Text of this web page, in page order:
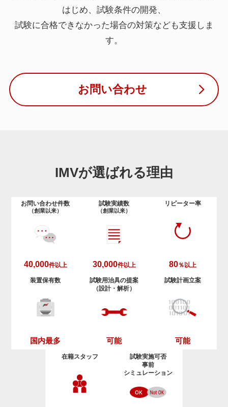
はじめ、試験条件の開発、
試験に合格できなかった場合の対策なども支援しま
す。
お問い合わせ
IMVが選ばれる理由
お問い合わせ件数
（創業以来）
40,000件以上
試験実績数
（創業以来）
30,000件以上
リピーター率
80％以上
装置保有数
国内最多
試験用治具の提案
（設計・解析）
可能
試験計画立案
可能
在籍スタッフ
試験実施可否
事前
シミュレーション